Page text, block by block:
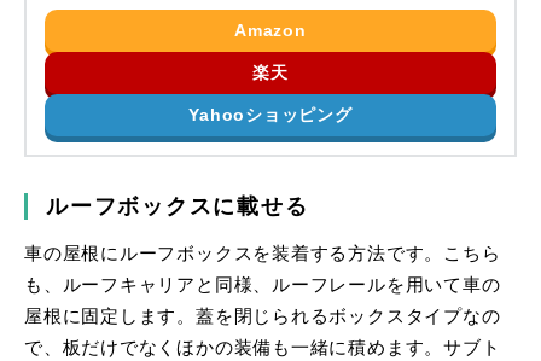
Amazon
楽天
Yahooショッピング
ルーフボックスに載せる
車の屋根にルーフボックスを装着する方法です。こちら
も、ルーフキャリアと同様、ルーフレールを用いて車の
屋根に固定します。蓋を閉じられるボックスタイプなの
で、板だけでなくほかの装備も一緒に積めます。サブト